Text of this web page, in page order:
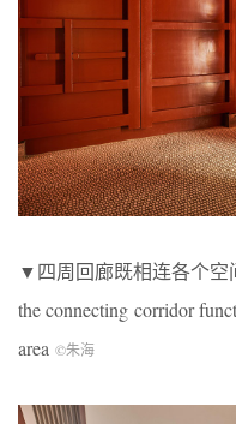
▼四周回廊既相连各个空
the connecting corridor
area ©朱海